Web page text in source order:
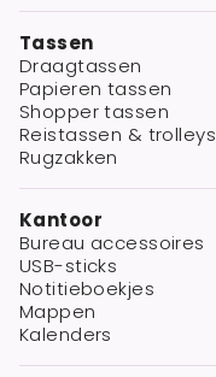
Tassen
Draagtassen
Papieren tassen
Shopper tassen
Reistassen & trolleys
Rugzakken
Kantoor
Bureau accessoires
USB-sticks
Notitieboekjes
Mappen
Kalenders